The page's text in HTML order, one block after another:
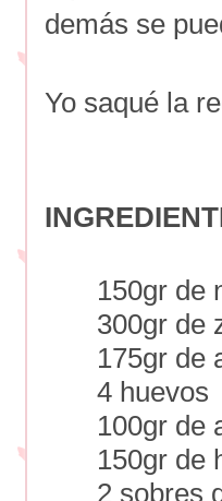
demás se
Yo saqué la
150gr de
300gr de
175gr de
4 huevos
100gr de
150gr de
2 sobres